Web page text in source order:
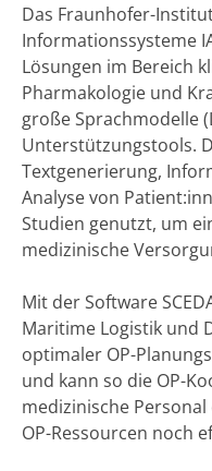
Das Fraunhofer-
Informationssysteme
Lösungen im Bereich
Pharmakologie und
große Sprachmodelle
Unterstützungstools.
Textgenerierung,
Analyse von
Studien genutzt, um
medizinische
Mit der Software
Maritime Logistik und
optimaler OP-
und kann so die OP-
medizinische
OP-Ressourcen noch